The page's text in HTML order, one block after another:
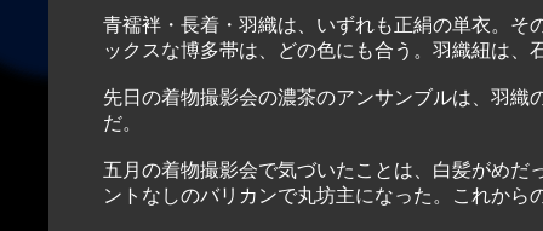
青襦袢・長着・羽織は、いずれも正絹の単衣。
ックスな博多帯は、どの色にも合う。羽織紐は、
先日の着物撮影会の濃茶のアンサンブルは、羽
だ。
五月の着物撮影会で気づいたことは、白髪がめ
ントなしのバリカンで丸坊主になった。これか